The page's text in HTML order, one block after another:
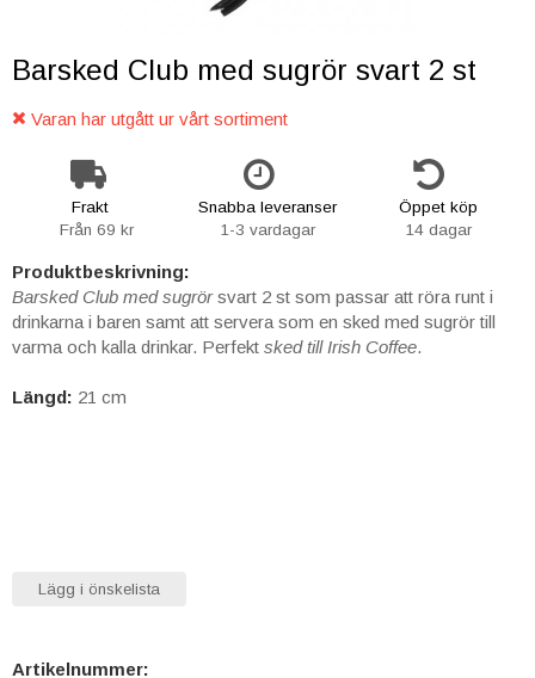
Barsked Club med sugrör svart 2 st
Varan har utgått ur vårt sortiment
Frakt
Från 69 kr
Snabba leveranser
1-3 vardagar
Öppet köp
14 dagar
Produktbeskrivning:
Barsked Club med sugrörsvart 2 st som passar att röra runt i
drinkarna i baren samt att servera som en sked med sugrör till
varma och kalla drinkar. Perfekt sked till Irish Coffee.
Längd: 21 cm
Lägg i önskelista
Artikelnummer: